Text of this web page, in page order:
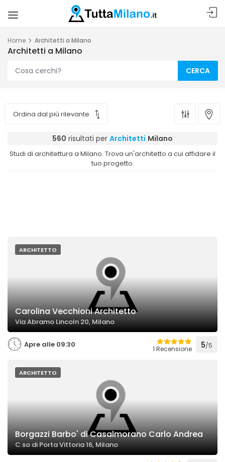
Home Architetti a Milano
Architetti a Milano
CERCA
560 risultati per Architetti Milano
Studi di architettura a Milano. Trova un'architetto a cui affidare il
tuo progetto.
ARCHITETTO
Carolina Vecchioni Architetto
Via Abramo Lincoln 20, Milano
Apre alle 09:30 1 Recensione 5/5
ARCHITETTO
Borgazzi Barbo' di Casalmorano Carlo Andrea
C.so di Porta Vittoria 16, Milano